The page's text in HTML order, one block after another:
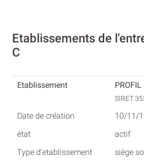
Etablissements de
C
SIRET
10/11/
actif
siège